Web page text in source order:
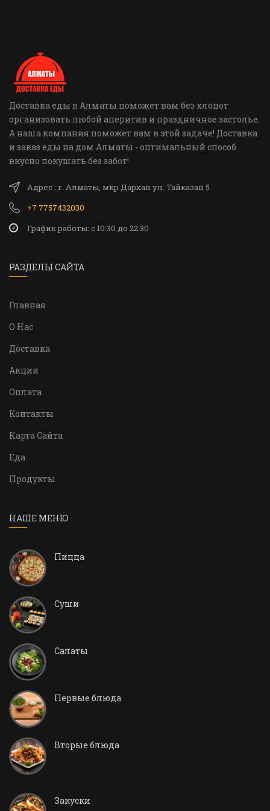
Доставка еды в Алматы поможет вам без хлопот
организовать любой аперитив и праздничное застолье.
А наша компания поможет вам в этой задаче! Доставка
и заказ еды на дом Алматы - оптимальный способ
вкусно покушать без забот!
Адрес : г. Алматы, мкр Дархан ул. Тайказан 5
+7 7757432030
График работы: c 10:30 до 22:30
РАЗДЕЛЫ САЙТА
Главная
О Нас
Доставка
Акции
Оплата
Контакты
Карта Сайта
Еда
Продукты
НАШЕ МЕНЮ
Пицца
Суши
Салаты
Первые блюда
Вторые блюда
Закуски